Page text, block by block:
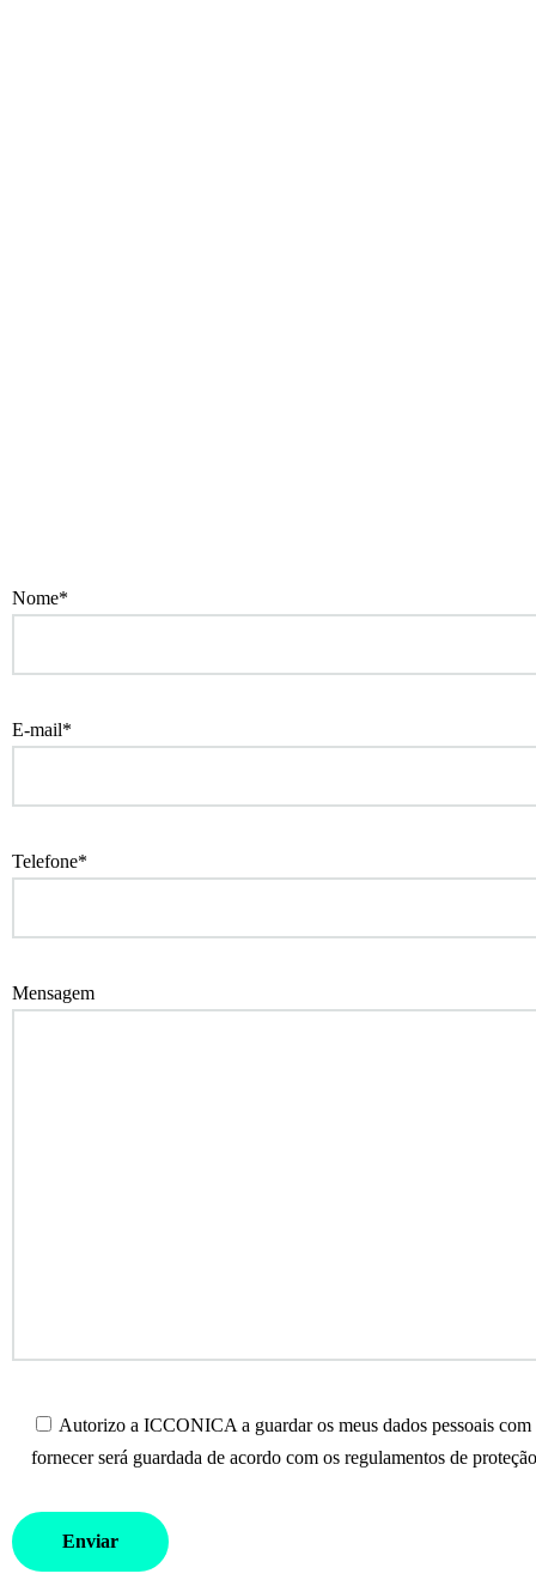
Nome*
E-mail*
Telefone*
Mensagem
Autorizo a ICCONICA a guardar os meus dados pessoais
fornecer será guardada de acordo com os regulamentos de